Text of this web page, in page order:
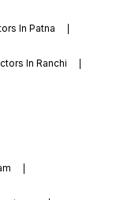
In Patna
In Ranchi